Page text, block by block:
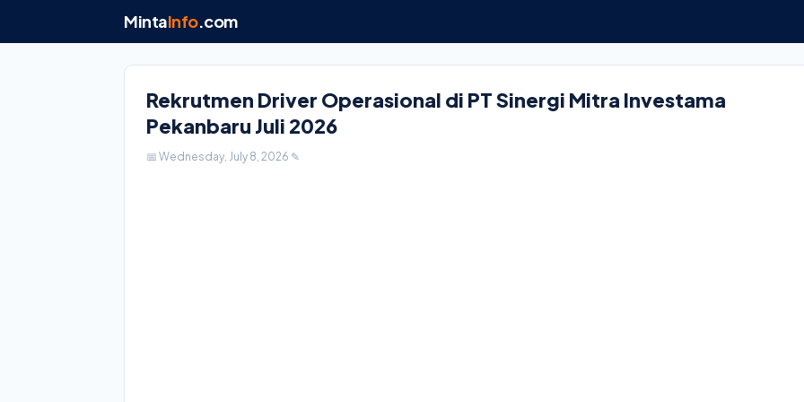
MintaInfo.com
Rekrutmen Driver Operasional di PT Sinergi Mitra Investama
Pekanbaru Juli 2026
📅 Wednesday, July 8, 2026 ✎